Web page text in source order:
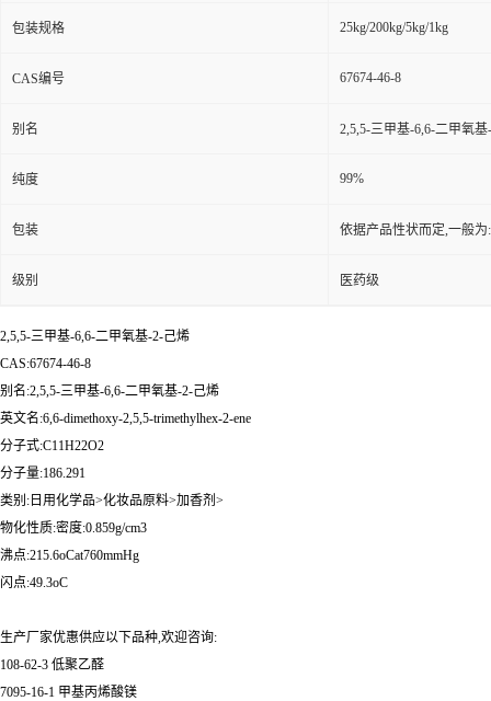
包装规格 25kg/200kg/5kg/1kg
CAS编号 67674-46-8
别名 2,5,5-三甲基-6,6-二甲氧
纯度 99%
包装 依据产品性状而定,一般
级别 医药级
2,5,5-三甲基-6,6-二甲氧基-2-己烯
CAS:67674-46-8
别名:2,5,5-三甲基-6,6-二甲氧基-2-己烯
英文名:6,6-dimethoxy-2,5,5-trimethylhex-2-ene
分子式:C11H22O2
分子量:186.291
类别:日用化学品>化妆品原料>加香剂>
物化性质:密度:0.859g/cm3
沸点:215.6oCat760mmHg
闪点:49.3oC
生产厂家优惠供应以下品种,欢迎咨询:
108-62-3 低聚乙醛
7095-16-1 甲基丙烯酸镁